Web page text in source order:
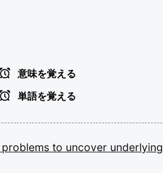
意味を覚える
単語を覚える
problems to uncover underlying